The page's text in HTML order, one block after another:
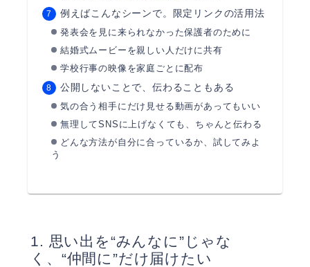
例えばこんなシーンで。限定リンクの活用法
発表会を見に来られなかった保護者のために
結婚式ムービーを親しい人だけに共有
学校行事の映像を家庭ごとに配布
公開しないことで、伝わることもある
気の合う相手にだけ見せる動画があってもいい
無理してSNSに上げなくても、ちゃんと伝わる
どんな方法が自分に合っているか、試してみよ
う
思い出を“みんなに”じゃな
く、“仲間に”だけ届けたい